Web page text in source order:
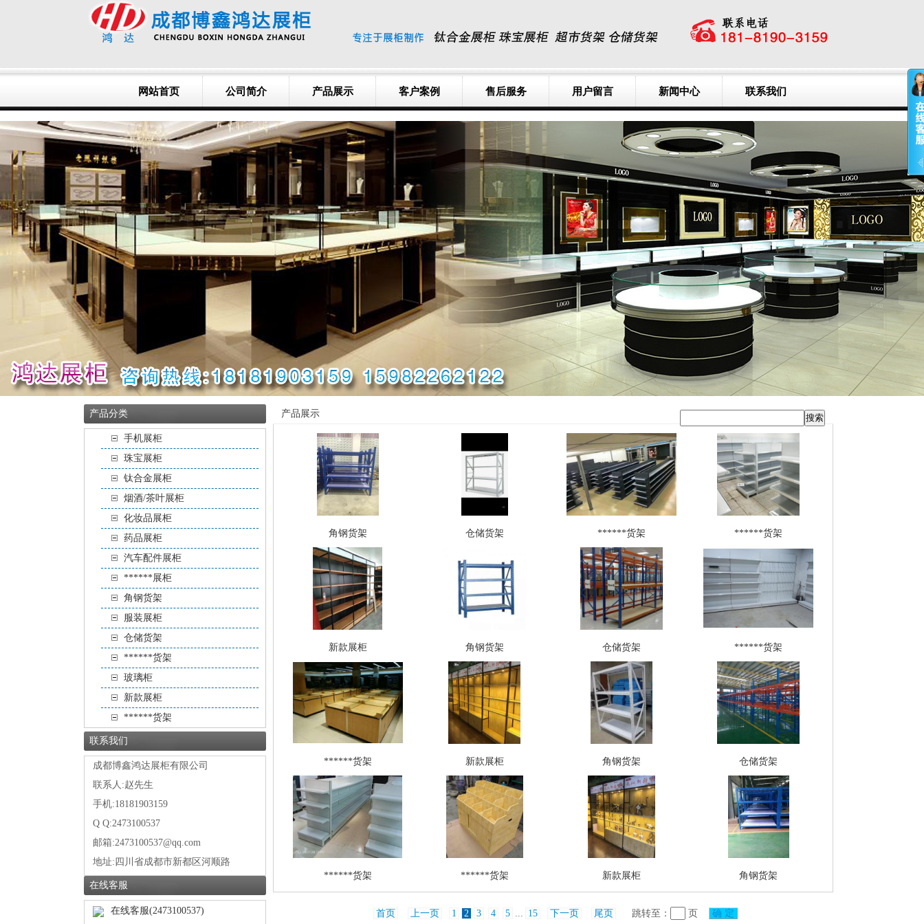
网站首页 公司简介 产品展示 客户案例 售后服务 用户留言 新闻中心 联系我们
产品分类
手机展柜
珠宝展柜
钛合金展柜
烟酒/茶叶展柜
化妆品展柜
药品展柜
汽车配件展柜
******展柜
角钢货架
服装展柜
仓储货架
******货架
玻璃柜
新款展柜
******货架
联系我们
成都博鑫鸿达展柜有限公司
联系人:赵先生
手机:18181903159
Q Q:2473100537
邮箱:2473100537@qq.com
地址: 四川省成都市新都区河顺路
在线客服
在线客服(2473100537)
产品展示
角钢货架 仓储货架 ******货架 ******货架
新款展柜 角钢货架 仓储货架 ******货架
******货架 新款展柜 角钢货架 仓储货架
******货架 ******货架 新款展柜 角钢货架
首页 上一页 1 2 3 4 5 ... 15 下一页 尾页 跳转至： 页 确 定